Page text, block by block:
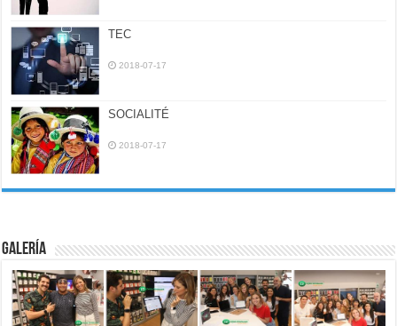
TEC
2018-07-17
SOCIALITÉ
2018-07-17
Galería